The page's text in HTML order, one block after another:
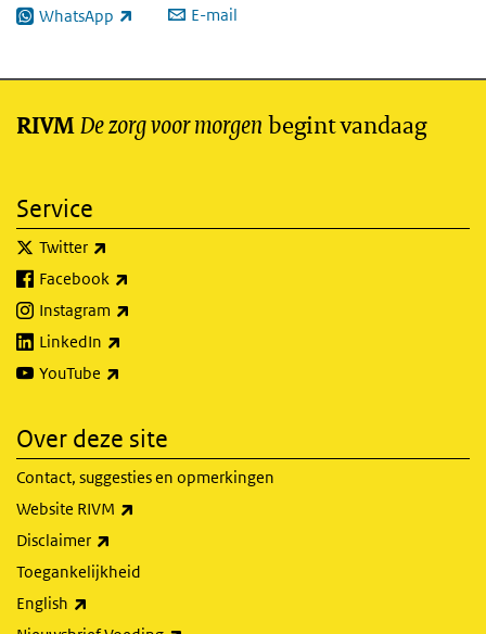
WhatsApp
(externe link) E-mail
RIVMDe zorg voor morgen begint vandaag
Service
Twitter
Facebook
Instagram
LinkedIn
YouTube
Over deze site
Contact, suggesties en opmerkingen
Website RIVM
Disclaimer
Toegankelijkheid
English